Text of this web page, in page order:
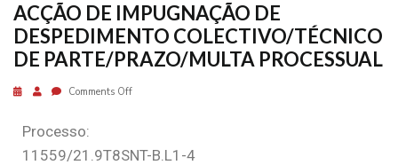
ACÇÃO DE IMPUGNAÇÃO DE
DESPEDIMENTO COLECTIVO/TÉCNICO
DE PARTE/PRAZO/MULTA PROCESSUAL
Comments Off
Processo:
11559/21.9T8SNT-B.L1-4